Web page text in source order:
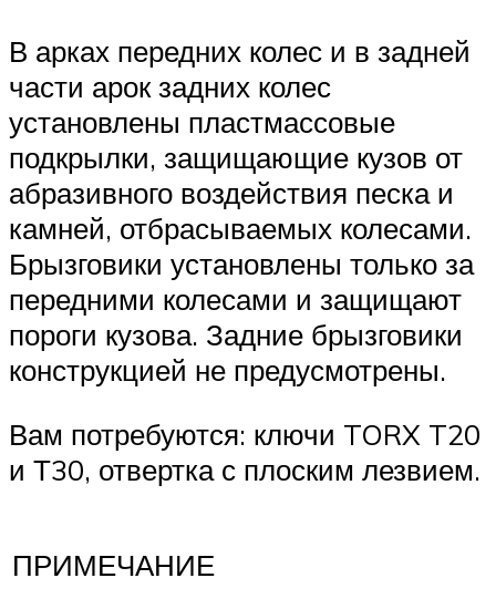
В арках передних колес и в задней
части арок задних колес
установлены пластмассовые
подкрылки, защищающие кузов от
абразивного воздействия песка и
камней, отбрасываемых колесами.
Брызговики установлены только за
передними колесами и защищают
пороги кузова. Задние брызговики
конструкцией не предусмотрены.
Вам потребуются: ключи TORX T20
и Т30, отвертка с плоским лезвием.
ПРИМЕЧАНИЕ